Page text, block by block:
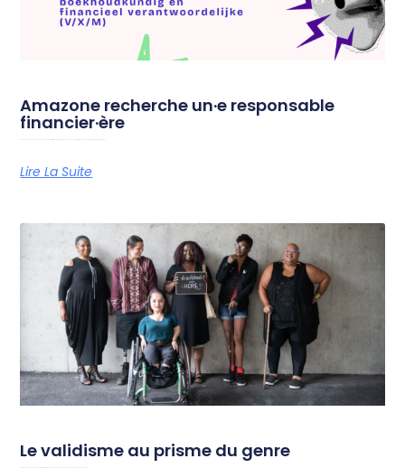
Amazone recherche un·e responsable
financier·ère
Lire La Suite
Le validisme au prisme du genre